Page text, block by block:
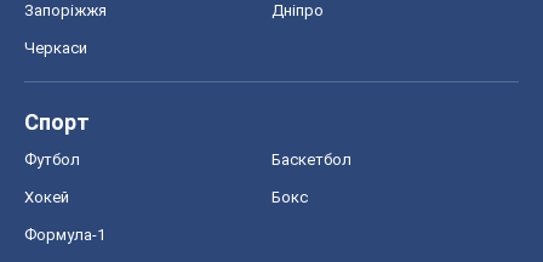
Запоріжжя Дніпро
Черкаси
Спорт
Футбол Баскетбол
Хокей Бокс
Формула-1